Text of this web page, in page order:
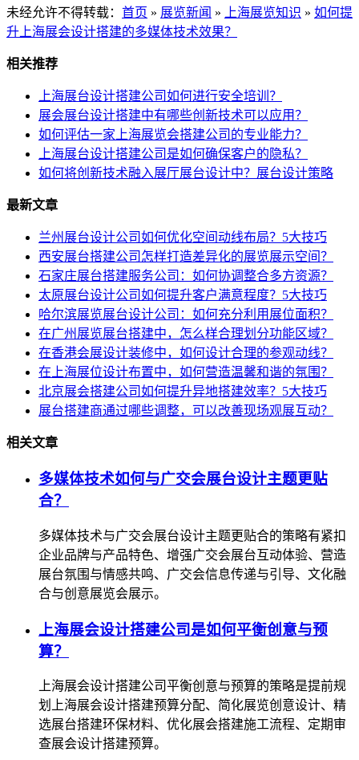
未经允许不得转载： 首页 » 展览新闻 » 上海展览知识 » 如何提
升上海展会设计搭建的多媒体技术效果？
相关推荐
上海展台设计搭建公司如何进行安全培训？
展会展台设计搭建中有哪些创新技术可以应用？
如何评估一家上海展览会搭建公司的专业能力？
上海展台设计搭建公司是如何确保客户的隐私？
如何将创新技术融入展厅展台设计中？展台设计策略
最新文章
兰州展台设计公司如何优化空间动线布局？5大技巧
西安展台搭建公司怎样打造差异化的展览展示空间？
石家庄展台搭建服务公司：如何协调整合多方资源？
太原展台设计公司如何提升客户满意程度？5大技巧
哈尔滨展览展台设计公司：如何充分利用展位面积？
在广州展览展台搭建中，怎么样合理划分功能区域？
在香港会展设计装修中，如何设计合理的参观动线？
在上海展位设计布置中，如何营造温馨和谐的氛围？
北京展会搭建公司如何提升异地搭建效率？5大技巧
展台搭建商通过哪些调整，可以改善现场观展互动？
相关文章
多媒体技术如何与广交会展台设计主题更贴
合？
多媒体技术与广交会展台设计主题更贴合的策略有紧扣
企业品牌与产品特色、增强广交会展台互动体验、营造
展台氛围与情感共鸣、广交会信息传递与引导、文化融
合与创意展览会展示。
上海展会设计搭建公司是如何平衡创意与预
算？
上海展会设计搭建公司平衡创意与预算的策略是提前规
划上海展会设计搭建预算分配、简化展览创意设计、精
选展台搭建环保材料、优化展会搭建施工流程、定期审
查展会设计搭建预算。